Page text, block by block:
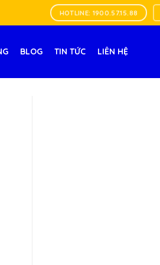
HOTLINE: 1900.57.15.88
BLOG TIN TỨC LIÊN HỆ